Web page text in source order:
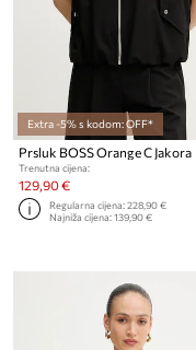
Extra -5% s kodom: OFF*
Prsluk BOSS Orange C Jakora
Trenutna cijena:
129,90 €
Regularna cijena:228,90 €
Najniža cijena:139,90 €